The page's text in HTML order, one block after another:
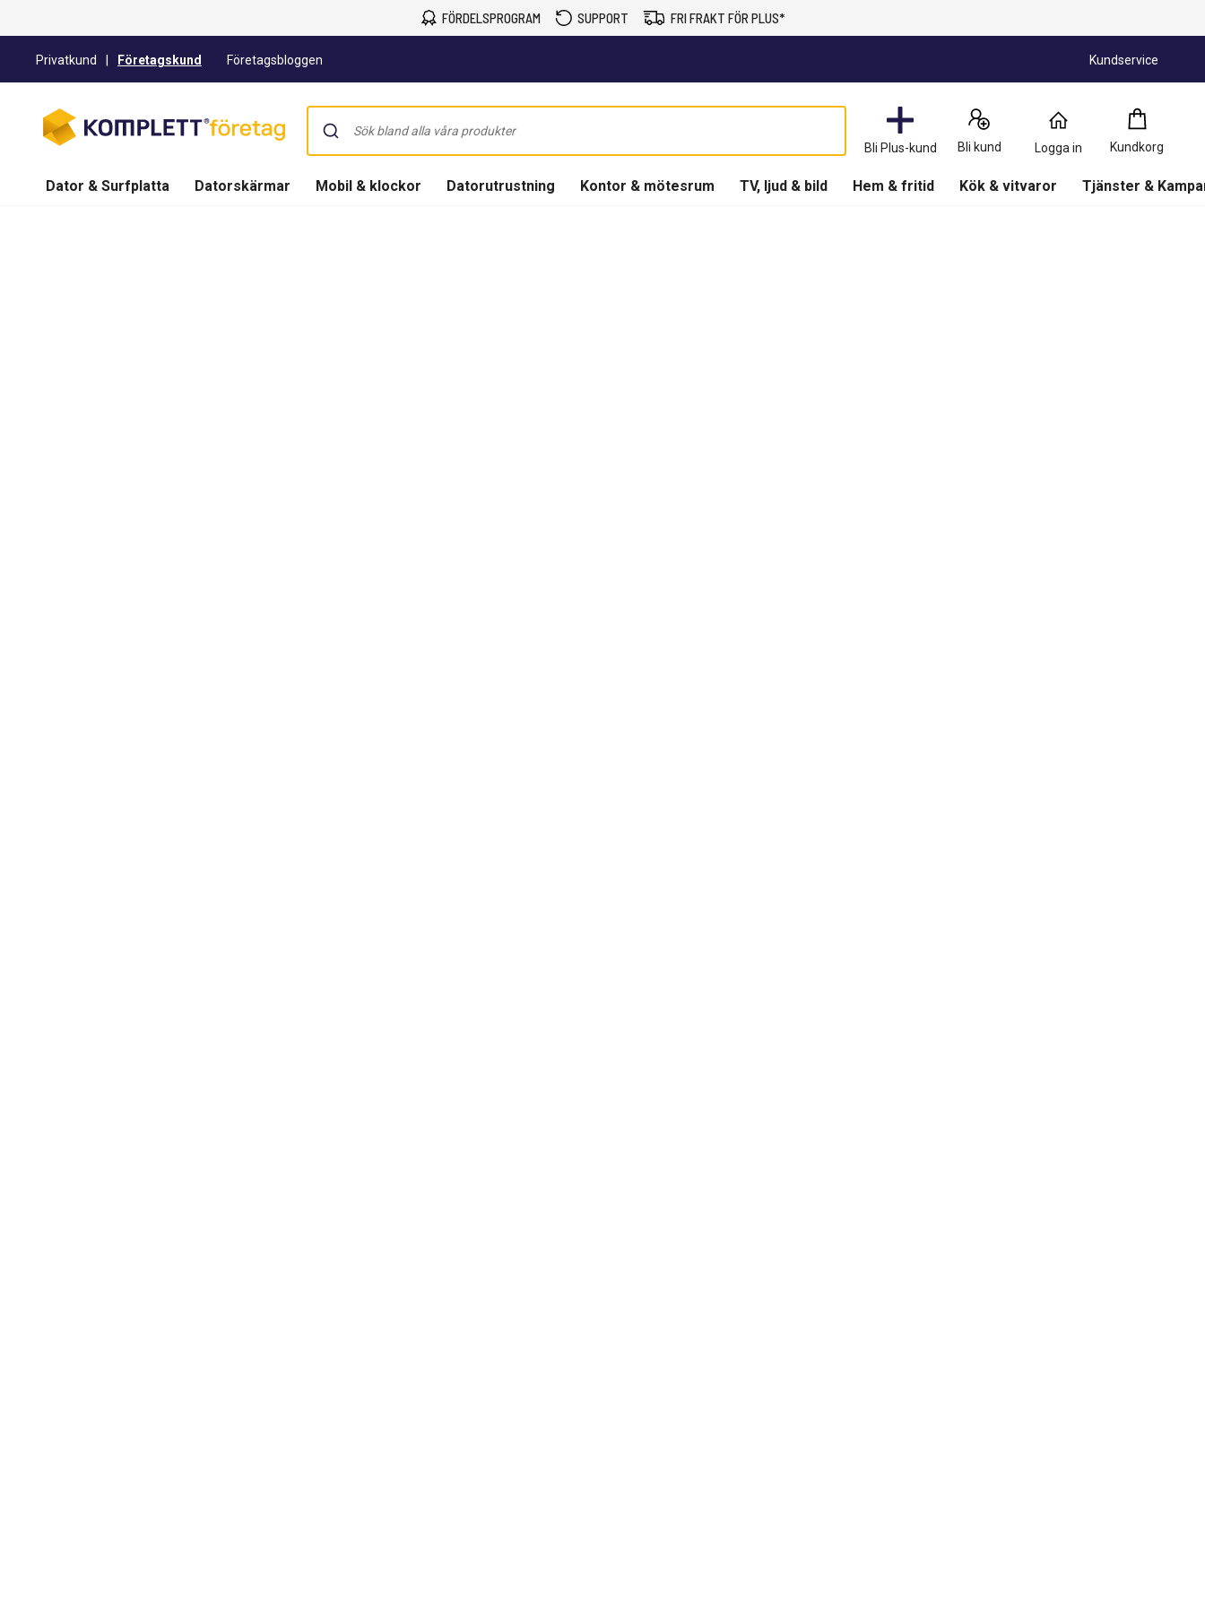
FÖRDELSPROGRAM SUPPORT FRI FRAKT FÖR PLUS*
Privatkund Företagskund Företagsbloggen Kundservice
Bli Plus-kund Bli kund Logga in Kundkorg
Kundkorg
0
Produkter
Dator & Surfplatta Datorskärmar Mobil & klockor Datorutrustning Kontor & mötesrum TV, ljud & bild Hem & fritid Kök & vitvaror Tjänster &